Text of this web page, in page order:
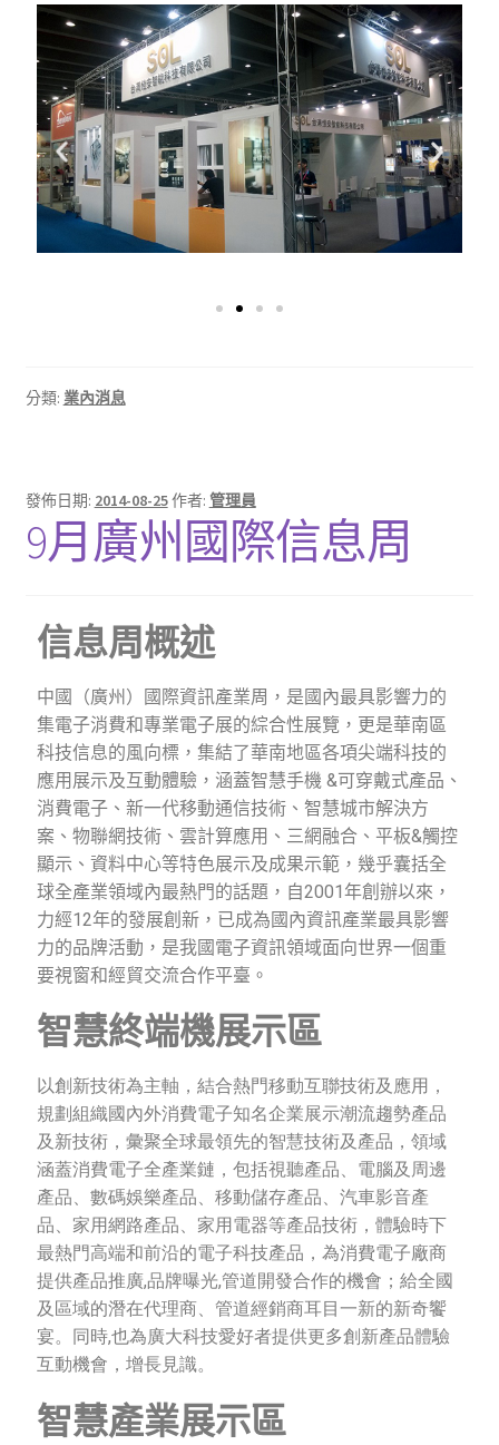
分類: 業內消息
發佈日期: 2014-08-25作者: 管理員
9月廣州國際信息周
信息周概述
中國（廣州）國際資訊產業周，是國內最具影響力的
集電子消費和專業電子展的綜合性展覽，更是華南區
科技信息的風向標，集結了華南地區各項尖端科技的
應用展示及互動體驗，涵蓋智慧手機&可穿戴式產品、
消費電子、新一代移動通信技術、智慧城市解決方
案、物聯網技術、雲計算應用、三網融合、平板&觸控
顯示、資料中心等特色展示及成果示範，幾乎囊括全
球全產業領域內最熱門的話題，自2001年創辦以來，
力經12年的發展創新，已成為國內資訊產業最具影響
力的品牌活動，是我國電子資訊領域面向世界一個重
要視窗和經貿交流合作平臺。
智慧終端機展示區
以創新技術為主軸，結合熱門移動互聯技術及應用，
規劃組織國內外消費電子知名企業展示潮流趨勢產品
及新技術，彙聚全球最領先的智慧技術及產品，領域
涵蓋消費電子全產業鏈，包括視聽產品、電腦及周邊
產品、數碼娛樂產品、移動儲存產品、汽車影音產
品、家用網路產品、家用電器等產品技術，體驗時下
最熱門高端和前沿的電子科技產品，為消費電子廠商
提供產品推廣,品牌曝光,管道開發合作的機會；給全國
及區域的潛在代理商、管道經銷商耳目一新的新奇饗
宴。同時,也為廣大科技愛好者提供更多創新產品體驗
互動機會，增長見識。
智慧產業展示區